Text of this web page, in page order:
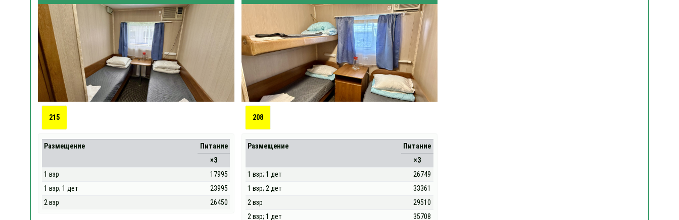
215
Размещение
Питание
×3
1 взр
17995
1 взр; 1 дет
23995
2 взр
26450
208
Размещение
Питание
×3
1 взр; 1 дет
26749
1 взр; 2 дет
33361
2 взр
29510
2 взр; 1 дет
35708